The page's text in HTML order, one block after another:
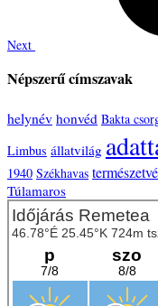
Next
Népszerű címszavak
helynév honvéd Bakta
Limbus állatvilág
1940 Székhavas
Túlamaros